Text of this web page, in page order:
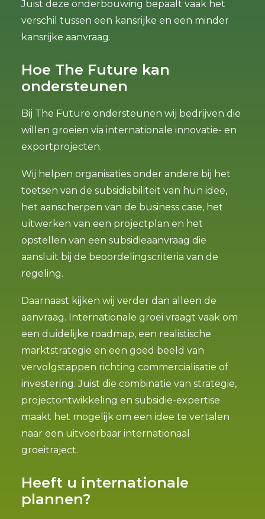
Juist deze onderbouwing bepaalt vaak het
verschil tussen een kansrijke en een minder
kansrijke aanvraag.
Hoe The Future kan
ondersteunen
Bij The Future ondersteunen wij bedrijven die
willen groeien via internationale innovatie- en
exportprojecten.
Wij helpen organisaties onder andere bij het
toetsen van de subsidiabiliteit van hun idee,
het aanscherpen van de business case, het
uitwerken van een projectplan en het
opstellen van een subsidieaanvraag die
aansluit bij de beoordelingscriteria van de
regeling.
Daarnaast kijken wij verder dan alleen de
aanvraag. Internationale groei vraagt vaak om
een duidelijke roadmap, een realistische
marktstrategie en een goed beeld van
vervolgstappen richting commercialisatie of
investering. Juist die combinatie van strategie,
projectontwikkeling en subsidie-expertise
maakt het mogelijk om een idee te vertalen
naar een uitvoerbaar internationaal
groeitraject.
Heeft u internationale
plannen?